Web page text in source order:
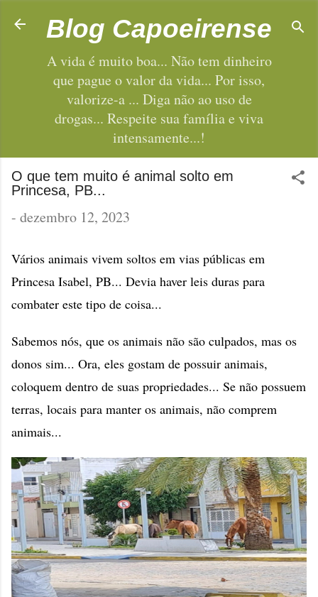
Pular para o conteúdo principal
Blog Capoeirense
A vida é muito boa... Não tem dinheiro
que pague o valor da vida... Por isso,
valorize-a ... Diga não ao uso de
drogas... Respeite sua família e viva
intensamente...!
O que tem muito é animal solto em
Princesa, PB...
- dezembro 12, 2023
Vários animais vivem soltos em vias públicas em
Princesa Isabel, PB... Devia haver leis duras para
combater este tipo de coisa...
Sabemos nós, que os animais não são culpados, mas os
donos sim... Ora, eles gostam de possuir animais,
coloquem dentro de suas propriedades... Se não possuem
terras, locais para manter os animais, não comprem
animais...